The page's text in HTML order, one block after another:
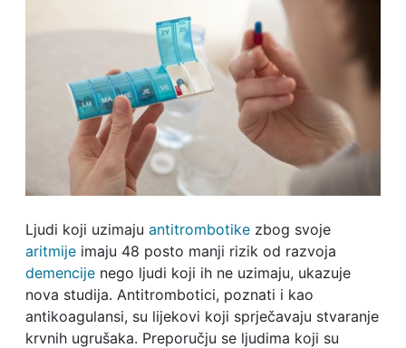
Ljudi koji uzimaju antitrombotikezbog svoje
aritmijeimaju 48 posto manji rizik od razvoja
demencijenego ljudi koji ih ne uzimaju, ukazuje
nova studija. Antitrombotici, poznati i kao
antikoagulansi, su lijekovi koji sprječavaju stvaranje
krvnih ugrušaka. Preporučju se ljudima koji su